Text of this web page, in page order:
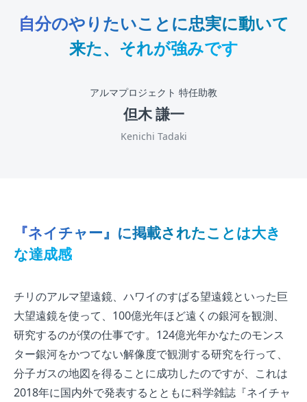
自分のやりたいことに忠実に動いて
来た、それが強みです
アルマプロジェクト 特任助教
但木 謙一
Kenichi Tadaki
『ネイチャー』に掲載されたことは大き
な達成感
チリのアルマ望遠鏡、ハワイのすばる望遠鏡といった巨
大望遠鏡を使って、100億光年ほど遠くの銀河を観測、
研究するのが僕の仕事です。124億光年かなたのモンス
ター銀河をかつてない解像度で観測する研究を行って、
分子ガスの地図を得ることに成功したのですが、これは
2018年に国内外で発表するとともに科学雑誌『ネイチャ